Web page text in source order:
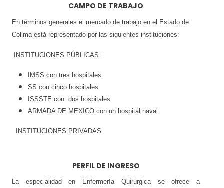
CAMPO DE TRABAJO
En términos generales el mercado de trabajo en el Estado de
Colima está representado por las siguientes instituciones:
INSTITUCIONES PÚBLICAS:
IMSS con tres hospitales
SS con cinco hospitales
ISSSTE con dos hospitales
ARMADA DE MEXICO con un hospital naval.
INSTITUCIONES PRIVADAS
PERFIL DE INGRESO
La especialidad en Enfermería Quirúrgica se ofrece a